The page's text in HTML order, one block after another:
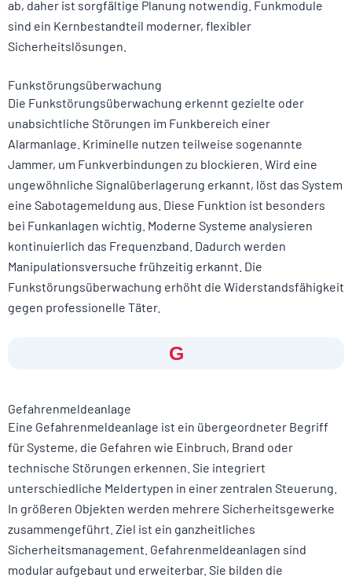
ab, daher ist sorgfältige Planung notwendig. Funkmodule
sind ein Kernbestandteil moderner, flexibler
Sicherheitslösungen.
Funkstörungsüberwachung
Die Funkstörungsüberwachung erkennt gezielte oder
unabsichtliche Störungen im Funkbereich einer
Alarmanlage. Kriminelle nutzen teilweise sogenannte
Jammer, um Funkverbindungen zu blockieren. Wird eine
ungewöhnliche Signalüberlagerung erkannt, löst das System
eine Sabotagemeldung aus. Diese Funktion ist besonders
bei Funkanlagen wichtig. Moderne Systeme analysieren
kontinuierlich das Frequenzband. Dadurch werden
Manipulationsversuche frühzeitig erkannt. Die
Funkstörungsüberwachung erhöht die Widerstandsfähigkeit
gegen professionelle Täter.
G
Gefahrenmeldeanlage
Eine Gefahrenmeldeanlage ist ein übergeordneter Begriff
für Systeme, die Gefahren wie Einbruch, Brand oder
technische Störungen erkennen. Sie integriert
unterschiedliche Meldertypen in einer zentralen Steuerung.
In größeren Objekten werden mehrere Sicherheitsgewerke
zusammengeführt. Ziel ist ein ganzheitliches
Sicherheitsmanagement. Gefahrenmeldeanlagen sind
modular aufgebaut und erweiterbar. Sie bilden die